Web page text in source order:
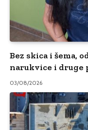
Bez skica i šema,
narukvice i druge
03/08/2026